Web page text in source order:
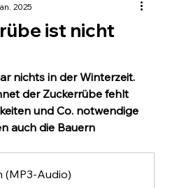
ist nicht
2025
nichts in der Winterzeit.
der Zuckerrübe fehlt
und Co. notwendige
auch die Bauern
(MP3-Audio)